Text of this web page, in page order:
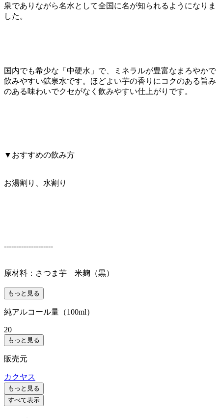
泉でありながら名水として全国に名が知られるようになりま
した。
国内でも希少な「中硬水」で、ミネラルが豊富なまろやかで
飲みやすい鉱泉水です。ほどよい芋の香りにコクのある旨み
のある味わいでクセがなく飲みやすい仕上がりです。
▼おすすめの飲み方
お湯割り、水割り
--------------------
原材料：さつま芋 米麹（黒）
もっと見る
純アルコール量（100ml）
20
もっと見る
販売元
カクヤス
もっと見る
すべて表示